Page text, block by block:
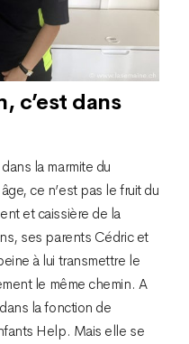
c’est dans
la marmite du
ce n’est pas le fruit du
et caissière de la
ses parents Cédric et
à lui transmettre le
le même chemin. A
la fonction de
Help. Mais elle se